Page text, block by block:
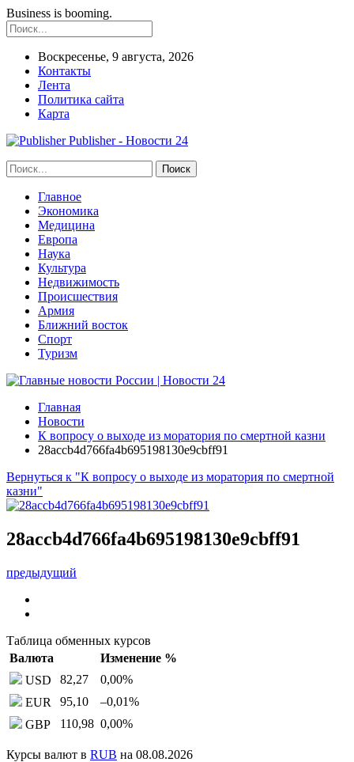
Business is booming.
Воскресенье, 9 августа, 2026
Контакты
Лента
Политика сайта
Карта
Publisher - Новости 24
Главное
Экономика
Медицина
Европа
Наука
Культура
Недвижимость
Происшествия
Армия
Ближний восток
Спорт
Туризм
Главная
Новости
К вопросу о выходе из моратория по смертной казни
28accb4d766fa4b695198130e9cbff91
Вернуться к "К вопросу о выходе из моратория по смертной
казни"
28accb4d766fa4b695198130e9cbff91
предыдущий
Таблица обменных курсов
Валюта
Изменение %
USD
82,27 0,00%
EUR
95,10 –0,01%
GBP
110,98 0,00%
Курсы валют в RUB на 08.08.2026